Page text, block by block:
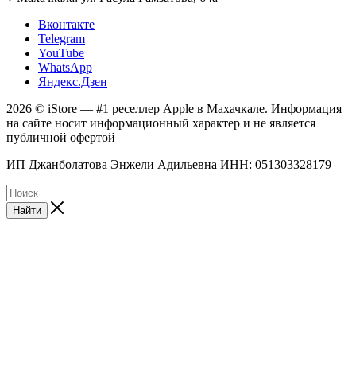
Вконтакте
Telegram
YouTube
WhatsApp
Яндекс.Дзен
2026 © iStore — #1 реселлер Apple в Махачкале. Информация
на сайте носит информационный характер и не является
публичной офертой
ИП Джанболатова Энжели Адильевна ИНН: 051303328179
Найти